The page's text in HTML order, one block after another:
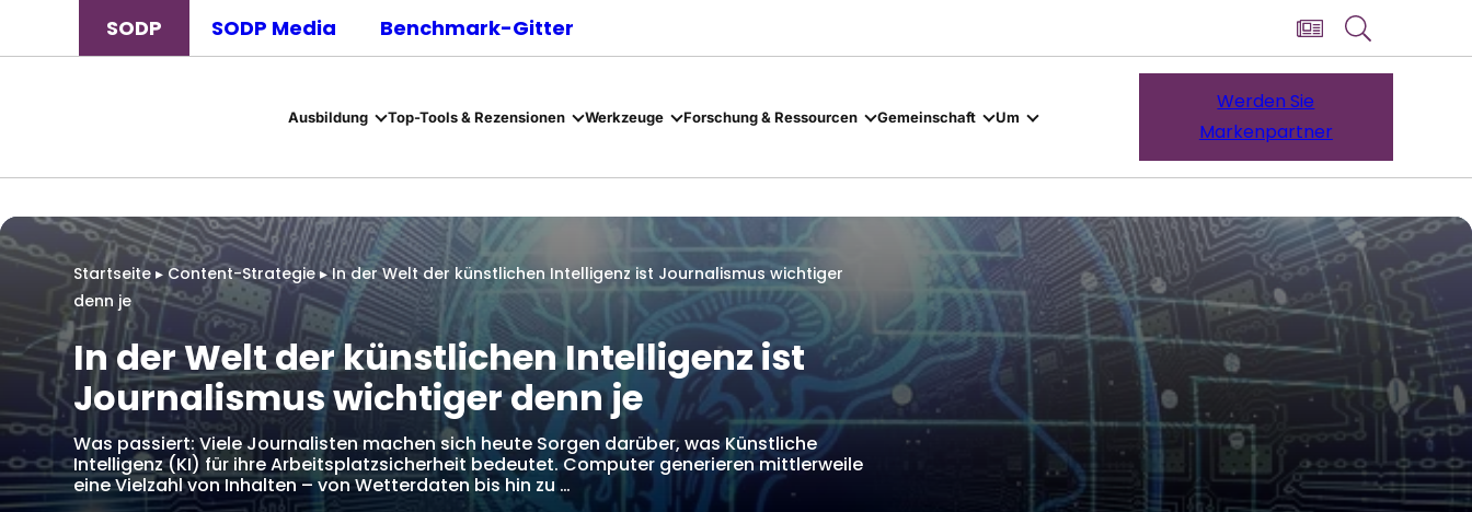
SODP SODP Media Benchmark-Gitter
Ausbildung Top-Tools & Rezensionen Werkzeuge Forschung & Ressourcen Gemeinschaft Um
Werden Sie
Markenpartner
Startseite ▸ Content-Strategie▸In der Welt der künstlichen Intelligenz ist Journalismus wichtiger
denn je
In der Welt der künstlichen Intelligenz ist
Journalismus wichtiger denn je
Was passiert: Viele Journalisten machen sich heute Sorgen darüber, was Künstliche
Intelligenz (KI) für ihre Arbeitsplatzsicherheit bedeutet. Computer generieren mittlerweile
eine Vielzahl von Inhalten – von Wetterdaten bis hin zu …